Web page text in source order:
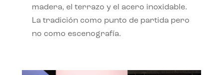
madera, el terrazo y el acero inoxidable.
La tradición como punto de partida pero
no como escenografía.